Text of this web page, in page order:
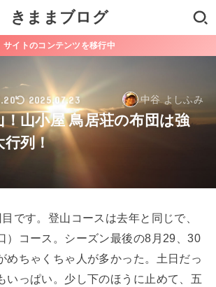
きままブログ
サイトのコンテンツを移行中
2025.07.23 中谷 よしふみ
！山小屋 鳥居荘の布団は強
行列！
です。登山コースは去年と同じで、
）コース。シーズン最後の8月29、30
めちゃくちゃ人が多かった。土日だっ
いっぱい。少し下のほうに止めて、五